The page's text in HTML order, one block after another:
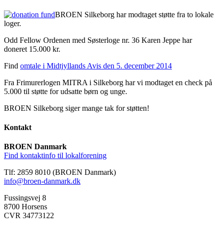
BROEN Silkeborg har modtaget støtte fra to lokale
loger.
Odd Fellow Ordenen med Søsterloge nr. 36 Karen Jeppe har
doneret 15.000 kr.
Find omtale i Midtjyllands Avis den 5. december 2014
Fra Frimurerlogen MITRA i Silkeborg har vi modtaget en check på
5.000 til støtte for udsatte børn og unge.
BROEN Silkeborg siger mange tak for støtten!
Kontakt
BROEN Danmark
Find kontaktinfo til lokalforening
Tlf: 2859 8010 (BROEN Danmark)
info@broen-danmark.dk
Fussingsvej 8
8700 Horsens
CVR 34773122